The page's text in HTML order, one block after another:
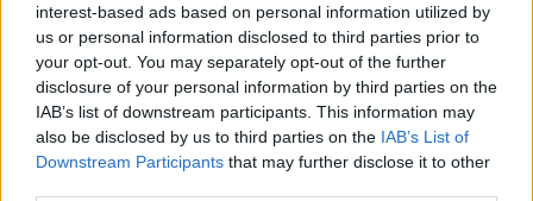
interest-based ads based on personal information utilized by
us or personal information disclosed to third parties prior to
your opt-out. You may separately opt-out of the further
disclosure of your personal information by third parties on the
IAB’s list of downstream participants. This information may
also be disclosed by us to third parties on the IAB’s List of
Downstream Participants that may further disclose it to other